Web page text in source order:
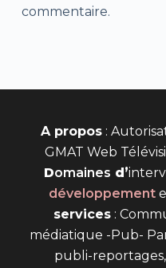
commentaire.
A propos:
GMAT Web
Domaines d’
développement
services:
médiatique -Pub-
publi-